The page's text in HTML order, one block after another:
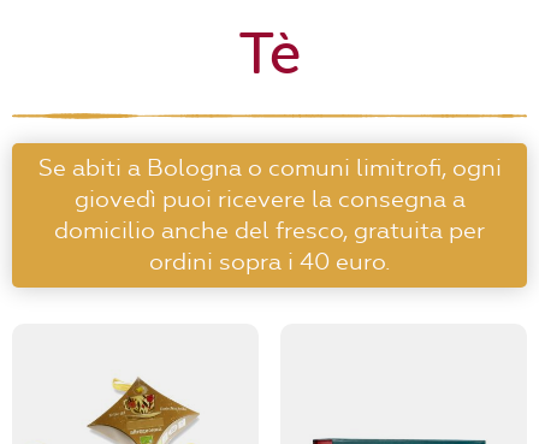
Tè
Se abiti a Bologna o comuni limitrofi, ogni
giovedì puoi ricevere la consegna a
domicilio anche del fresco, gratuita per
ordini sopra i 40 euro.